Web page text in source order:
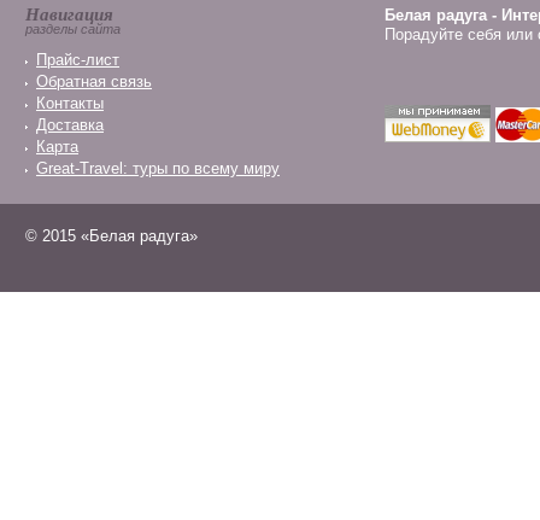
Навигация
разделы сайта
Прайс-лист
Обратная связь
Контакты
Доставка
Карта
Great-Travel: туры по всему миру
Белая радуга -
Порадуйте себя
© 2015 «Белая радуга»